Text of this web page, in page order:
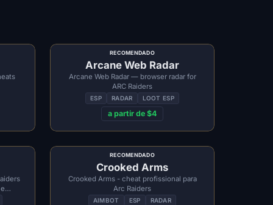
RECOMENDADO
Arcane Web Radar
Arcane Web Radar — browser radar for
ARC Raiders
ESP RADAR LOOT ESP
a partir de $4
RECOMENDADO
Crooked Arms
Crooked Arms - cheat profissional para
Arc Raiders
AIMBOT ESP
RADAR